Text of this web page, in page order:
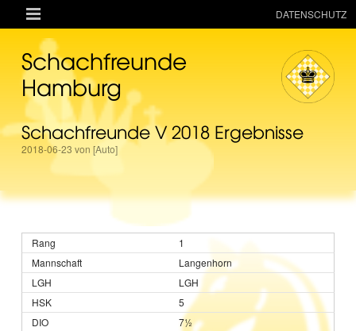

AKTUELLES
RESSOURCEN
VEREIN
MANNSCHAFTEN
TURNIERE
MAGAZIN
TERMINE
Schachfreunde
Hamburg
Schachfreunde V 2018 Ergebnisse
2018-06-23 von [Auto]
1
Langenhorn
LGH
5
7½
DATENSCHUTZ